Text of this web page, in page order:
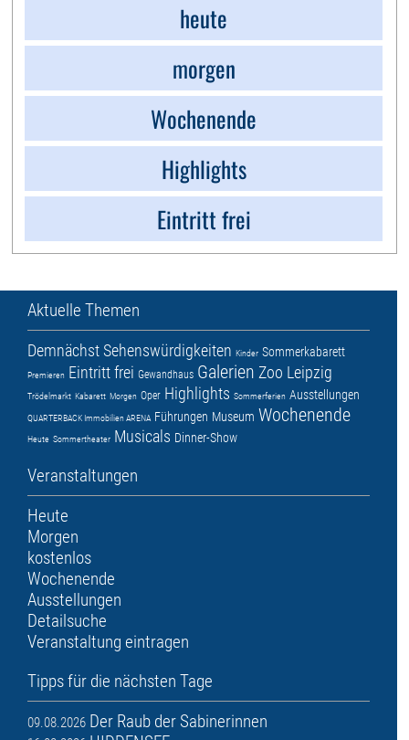
heute
morgen
Wochenende
Highlights
Eintritt frei
Aktuelle Themen
DemnächstSehenswürdigkeiten Kinder Sommerkabarett
Premieren Eintritt frei Gewandhaus Galerien Zoo Leipzig
Trödelmarkt Kabarett Morgen Oper Highlights Sommerferien Ausstellungen
QUARTERBACK Immobilien ARENA Führungen Museum Wochenende
Heute Sommertheater Musicals Dinner-Show
Veranstaltungen
Heute
Morgen
kostenlos
Wochenende
Ausstellungen
Detailsuche
Veranstaltung eintragen
Tipps für die nächsten Tage
09.08.2026 Der Raub der Sabinerinnen